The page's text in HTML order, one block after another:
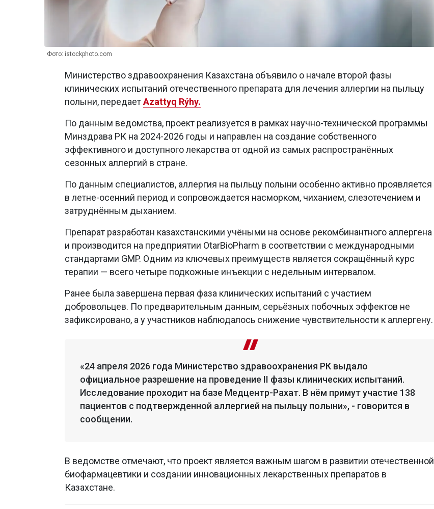
Фото: istockphoto.com
Министерство здравоохранения Казахстана объявило о начале второй фазы
клинических испытаний отечественного препарата для лечения аллергии на пыльцу
полыни, передаетAzattyq Rýhy.
По данным ведомства, проект реализуется в рамках научно-технической программы
Минздрава РК на 2024-2026 годы и направлен на создание собственного
эффективного и доступного лекарства от одной из самых распространённых
сезонных аллергий в стране.
По данным специалистов, аллергия на пыльцу полыни особенно активно проявляется
в летне-осенний период и сопровождается насморком, чиханием, слезотечением и
затруднённым дыханием.
Препарат разработан казахстанскими учёными на основе рекомбинантного аллергена
и производится на предприятии OtarBioPharm в соответствии с международными
стандартами GMP. Одним из ключевых преимуществ является сокращённый курс
терапии — всего четыре подкожные инъекции с недельным интервалом.
Ранее была завершена первая фаза клинических испытаний с участием
добровольцев. По предварительным данным, серьёзных побочных эффектов не
зафиксировано, а у участников наблюдалось снижение чувствительности к аллергену.
«24 апреля 2026 года Министерство здравоохранения РК выдало
официальное разрешение на проведение II фазы клинических испытаний.
Исследование проходит на базе Медцентр-Рахат. В нём примут участие 138
пациентов с подтвержденной аллергией на пыльцу полыни», - говорится в
сообщении.
В ведомстве отмечают, что проект является важным шагом в развитии отечественной
биофармацевтики и создании инновационных лекарственных препаратов в
Казахстане.